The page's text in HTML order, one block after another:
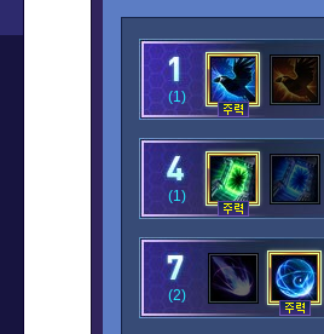
(1)
(1)
(2)